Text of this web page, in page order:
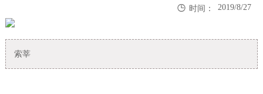
 时间： 2019/8/27
索莘